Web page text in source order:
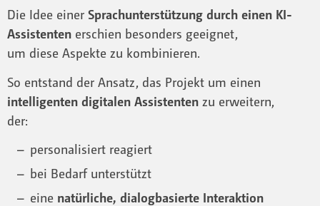
Die Idee einer Sprachunterstützung durch einen KI-
Assistenten erschien besonders geeignet,
um diese Aspekte zu kombinieren.
So entstand der Ansatz, das Projekt um einen
intelligenten digitalen Assistenten zu erweitern,
der:
personalisiert reagiert
bei Bedarf unterstützt
eine natürliche, dialogbasierte Interaktion